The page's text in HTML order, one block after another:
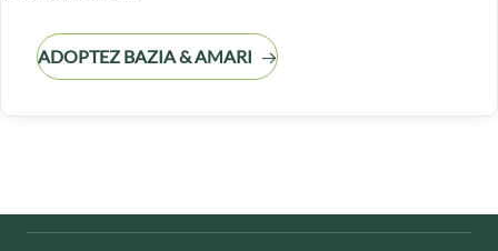
ADOPTEZ BAZIA & AMARI